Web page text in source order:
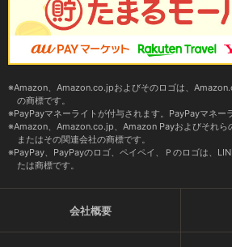
Amazon、Amazon.co.jpおよびそのロゴは、
の商標です。
PayPayマネーライトが付与されます。PayPayマネー
Amazon、Amazon.co.jp、Amazon Payおよびそれら
またはその関連会社の商標です。
PayPay、PayPayのロゴ、ペイペイ、Ｐのロゴは、
たは商標です。
会社概要